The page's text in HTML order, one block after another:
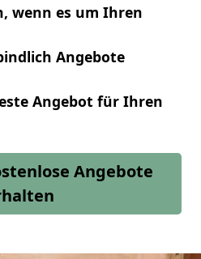
wenn es um Ihren
Angebote
Angebot für Ihren
Angebote